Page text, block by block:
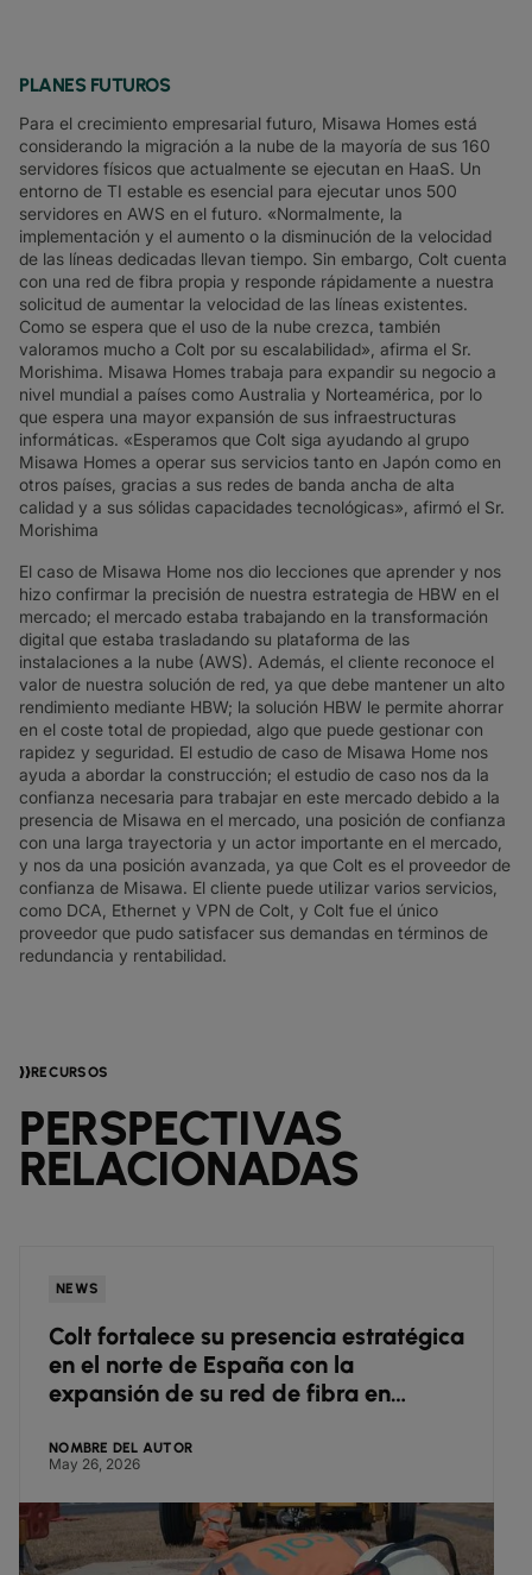
PLANES FUTUROS
Para el crecimiento empresarial futuro, Misawa Homes está
considerando la migración a la nube de la mayoría de sus 160
servidores físicos que actualmente se ejecutan en HaaS. Un
entorno de TI estable es esencial para ejecutar unos 500
servidores en AWS en el futuro. «Normalmente, la
implementación y el aumento o la disminución de la velocidad
de las líneas dedicadas llevan tiempo. Sin embargo, Colt cuenta
con una red de fibra propia y responde rápidamente a nuestra
solicitud de aumentar la velocidad de las líneas existentes.
Como se espera que el uso de la nube crezca, también
valoramos mucho a Colt por su escalabilidad», afirma el Sr.
Morishima. Misawa Homes trabaja para expandir su negocio a
nivel mundial a países como Australia y Norteamérica, por lo
que espera una mayor expansión de sus infraestructuras
informáticas. «Esperamos que Colt siga ayudando al grupo
Misawa Homes a operar sus servicios tanto en Japón como en
otros países, gracias a sus redes de banda ancha de alta
calidad y a sus sólidas capacidades tecnológicas», afirmó el Sr.
Morishima
El caso de Misawa Home nos dio lecciones que aprender y nos
hizo confirmar la precisión de nuestra estrategia de HBW en el
mercado; el mercado estaba trabajando en la transformación
digital que estaba trasladando su plataforma de las
instalaciones a la nube (AWS). Además, el cliente reconoce el
valor de nuestra solución de red, ya que debe mantener un alto
rendimiento mediante HBW; la solución HBW le permite ahorrar
en el coste total de propiedad, algo que puede gestionar con
rapidez y seguridad. El estudio de caso de Misawa Home nos
ayuda a abordar la construcción; el estudio de caso nos da la
confianza necesaria para trabajar en este mercado debido a la
presencia de Misawa en el mercado, una posición de confianza
con una larga trayectoria y un actor importante en el mercado,
y nos da una posición avanzada, ya que Colt es el proveedor de
confianza de Misawa. El cliente puede utilizar varios servicios,
como DCA, Ethernet y VPN de Colt, y Colt fue el único
proveedor que pudo satisfacer sus demandas en términos de
redundancia y rentabilidad.
RECURSOS
PERSPECTIVAS
RELACIONADAS
NEWS
Colt fortalece su presencia estratégica
en el norte de España con la
expansión de su red de fibra en
NOMBRE DEL AUTOR
May 26, 2026